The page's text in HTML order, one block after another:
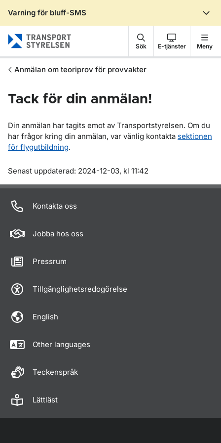
Varning för bluff-SMS
Sök E-tjänster Meny
Anmälan om teoriprov för provvakter
Tack för din anmälan!
Din anmälan har tagits emot av Transportstyrelsen. Om du
har frågor kring din anmälan, var vänlig kontakta sektionen
för flygutbildning.
Om sidan
Senast uppdaterad: 2024-12-03, kl 11:42
Kontakta oss
Jobba hos oss
Pressrum
Tillgänglighetsredogörelse
English
Other languages
Teckenspråk
Lättläst